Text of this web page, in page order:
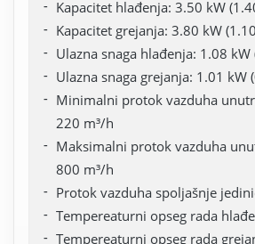
Kapacitet hlađenja: 3.50 kW
Kapacitet grejanja: 3.80 kW
Ulazna snaga hlađenja: 1.08
Ulazna snaga grejanja: 1.01 kW
Minimalni protok vazduha
220 m³/h
Maksimalni protok vazduha
800 m³/h
Protok vazduha spoljašnje
Tempereaturni opseg rada
Tempereaturni opseg rada